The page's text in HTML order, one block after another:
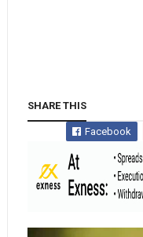
SHARE THIS
Facebook